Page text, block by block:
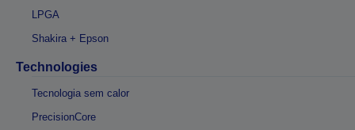
LPGA
Shakira + Epson
Technologies
Tecnologia sem calor
PrecisionCore